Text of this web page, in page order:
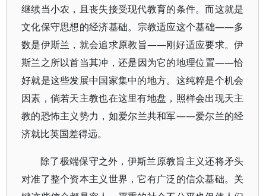
继续当小农，且丧失接受现代教育的条件。而这就是
文化保守思想的经济基础。宗教适应这个基础——多
数是伊斯兰，就会追求原教旨——刚好适应要求。伊
斯兰之所以首当其冲，还是因为它的地理位置——恰
好就是这些发展中国家集中的地方。这纯粹是个机会
因素，倘若天主教也在这里有地盘，照样会出现天主
教的恐怖主义势力，如爱尔兰共和军——爱尔兰的经
济就比英国差得远。
除了极端保守之外，伊斯兰原教旨主义还将矛头
对准了整个资本主义世界，它有广泛的信众基础。关